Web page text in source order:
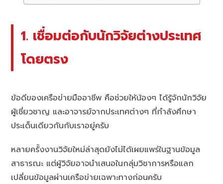
1. เชื่อมต่อกับนักวิจัยต่างประเทศ
โดยตรง
ข้อดีของเครือข่ายมืออาชีพ คือช่วยให้น้องๆ ได้รู้จักนักวิจัย
ผู้เชี่ยวชาญ และอาจารย์จากประเทศต่างๆ ที่กำลังศึกษา
ประเด็นเดียวกันกับเราอยู่ครับ
หลายครั้งงานวิจัยใหม่ล่าสุดยังไม่ได้เผยแพร่ในฐานข้อมูล
สาธารณะ แต่ผู้วิจัยอาจนำเสนอในกลุ่มวิชาการหรือแลก
เปลี่ยนข้อมูลผ่านเครือข่ายเฉพาะทางก่อนครับ